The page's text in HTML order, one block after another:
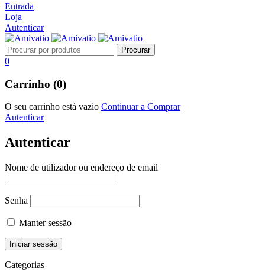
Entrada
Loja
Autenticar
0
Carrinho (0)
O seu carrinho está vazio Continuar a Comprar
Autenticar
Autenticar
Nome de utilizador ou endereço de email
Senha
Manter sessão
Categorias